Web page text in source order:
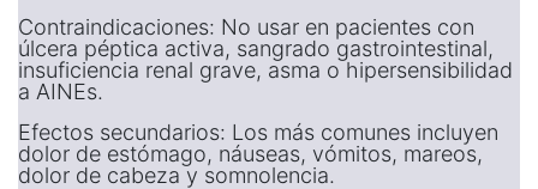
Contraindicaciones: No usar en pacientes con
úlcera péptica activa, sangrado gastrointestinal,
insuficiencia renal grave, asma o hipersensibilidad
a AINEs.
Efectos secundarios: Los más comunes incluyen
dolor de estómago, náuseas, vómitos, mareos,
dolor de cabeza y somnolencia.